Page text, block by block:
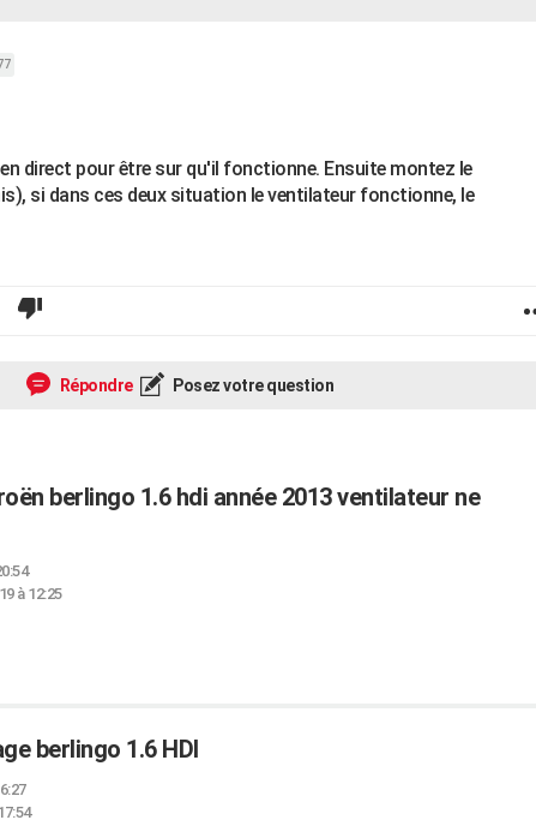
direct pour être sur qu'il fonctionne. Ensuite montez le
si dans ces deux situation le ventilateur fonctionne, le
Répondre Posez votre question
berlingo 1.6 hdi année 2013 ventilateur ne
à 12:25
berlingo 1.6 HDI